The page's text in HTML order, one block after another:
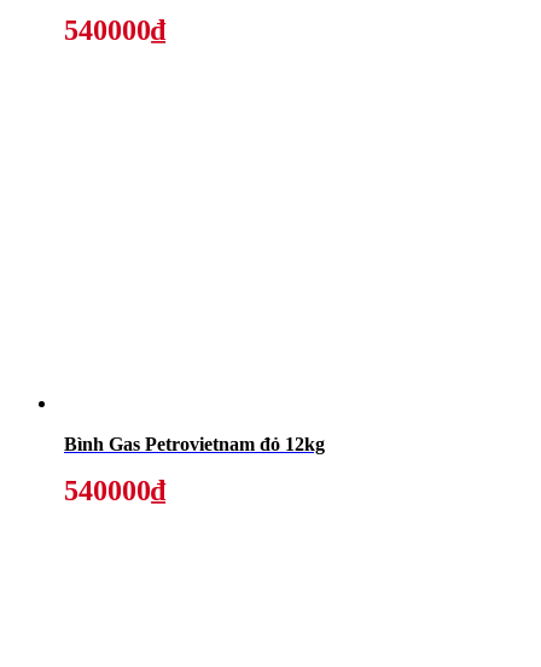
540000₫
Bình Gas Petrovietnam đỏ 12kg
540000₫